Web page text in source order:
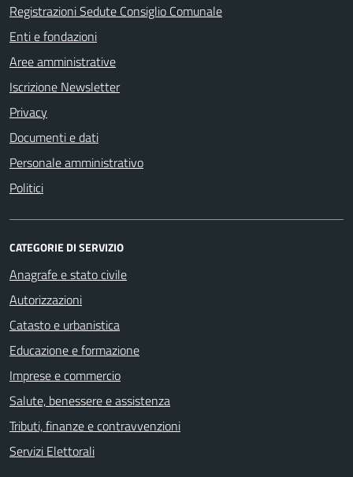
Registrazioni Sedute Consiglio Comunale
Enti e fondazioni
Aree amministrative
Iscrizione Newsletter
Privacy
Documenti e dati
Personale amministrativo
Politici
CATEGORIE DI SERVIZIO
Anagrafe e stato civile
Autorizzazioni
Catasto e urbanistica
Educazione e formazione
Imprese e commercio
Salute, benessere e assistenza
Tributi, finanze e contravvenzioni
Servizi Elettorali